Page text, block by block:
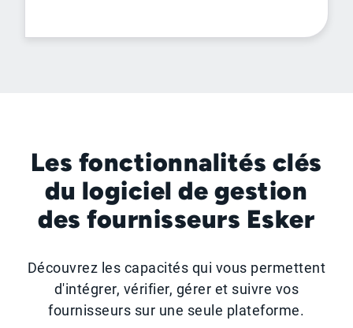
Les fonctionnalités clés
du logiciel de gestion
des fournisseurs Esker
Découvrez les capacités qui vous permettent
d'intégrer, vérifier, gérer et suivre vos
fournisseurs sur une seule plateforme.